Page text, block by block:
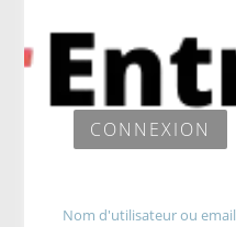
CONNEXION
Nom d'utilisateur ou email